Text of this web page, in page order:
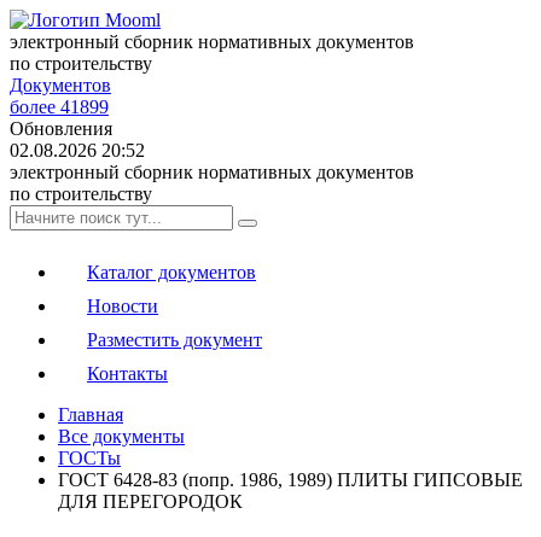
электронный сборник нормативных документов
по строительству
Документов
более 41899
Обновления
02.08.2026 20:52
электронный сборник нормативных документов
по строительству
Каталог документов
Новости
Разместить документ
Контакты
Главная
Все документы
ГОСТы
ГОСТ 6428-83 (попр. 1986, 1989) ПЛИТЫ ГИПСОВЫЕ
ДЛЯ ПЕРЕГОРОДОК